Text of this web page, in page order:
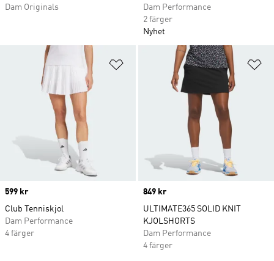
Dam Originals
Dam Performance
2 färger
Nyhet
Lägg till på önskelistan
Price
599 kr
Club Tenniskjol
Dam Performance
4 färger
Price
849 kr
ULTIMATE365 SOLID KNIT
KJOLSHORTS
Dam Performance
4 färger